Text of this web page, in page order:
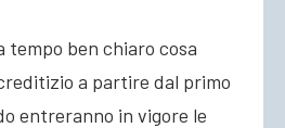
tempo ben chiaro cosa
a partire dal primo
entreranno in vigore le